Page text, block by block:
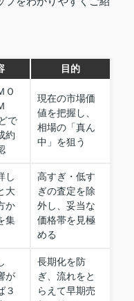
目的
Ｏ
で
約
現在の市場価
値を把握し、
相場の「真ん
中」を狙う
し
大
か
集
高すぎ・低す
ぎの査定を除
外し、妥当な
価格帯を見極
める
が
３
長期化を防
ぎ、流れをと
らえて早期売